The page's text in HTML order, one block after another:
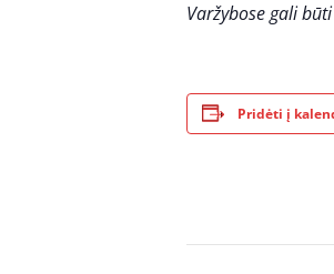
Varžybose gali
Pridėti į